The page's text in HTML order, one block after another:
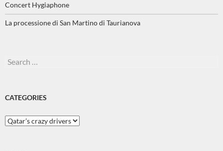
Concert Hygiaphone
La processione di San Martino di Taurianova
Search
CATEGORIES
Categories